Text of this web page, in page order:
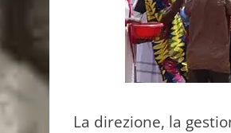
La direzione, la